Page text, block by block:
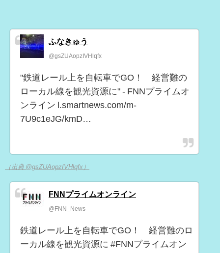
ふなきゅう
@gsZUAopzIVHlqfx
"鉄道レール上を自転車でGO！ 経営難の
ローカル線を観光資源に" - FNNプライムオ
ンライン l.smartnews.com/m-
7U9c1eJG/kmD…
（出典 @gsZUAopzIVHlqfx）
FNNプライムオンライン
@FNN_News
鉄道レール上を自転車でGO！ 経営難のロ
ーカル線を観光資源に #FNNプライムオン